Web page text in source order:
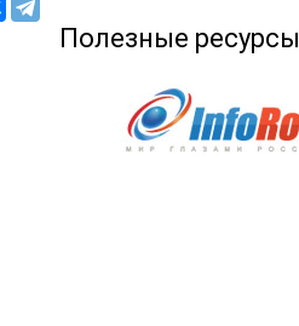
Полезные ресурсы